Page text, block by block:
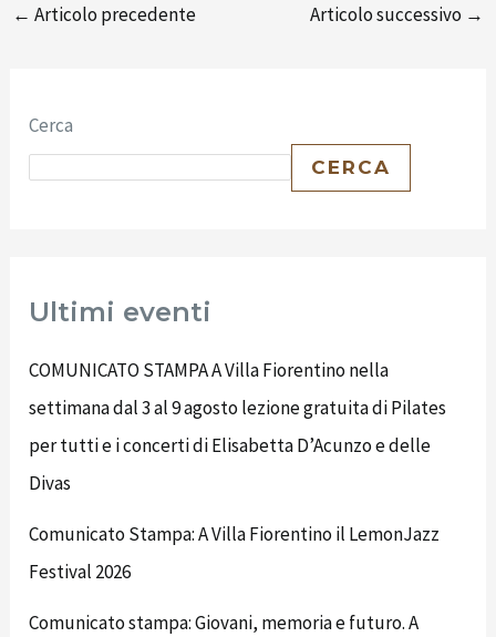
← Articolo precedente Articolo successivo →
Cerca
CERCA
Ultimi eventi
COMUNICATO STAMPA A Villa Fiorentino nella
settimana dal 3 al 9 agosto lezione gratuita di Pilates
per tutti e i concerti di Elisabetta D’Acunzo e delle
Divas
Comunicato Stampa: A Villa Fiorentino il LemonJazz
Festival 2026
Comunicato stampa: Giovani, memoria e futuro. A